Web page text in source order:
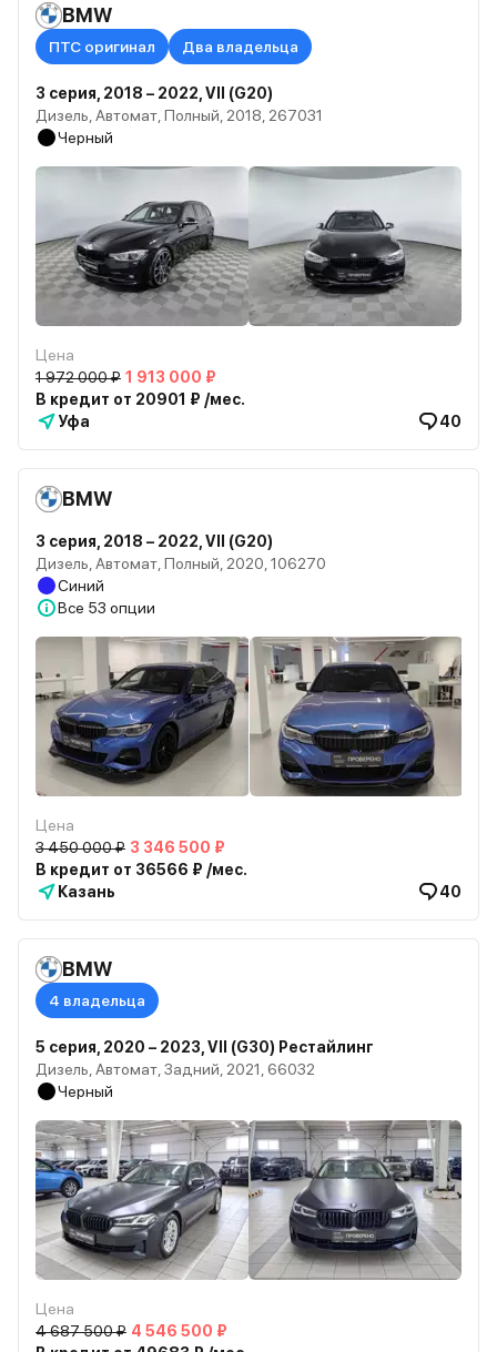
BMW
ПТС оригинал Два владельца
3 серия, 2018 – 2022, VII (G20)
Дизель, Автомат, Полный, 2018, 267031
Черный
Цена
1 972 000 ₽ 1 913 000 ₽
В кредит от 20901 ₽ /мес.
Уфа
40
BMW
3 серия, 2018 – 2022, VII (G20)
Дизель, Автомат, Полный, 2020, 106270
Синий
Все 53 опции
Цена
3 450 000 ₽ 3 346 500 ₽
В кредит от 36566 ₽ /мес.
Казань
40
BMW
4 владельца
5 серия, 2020 – 2023, VII (G30) Рестайлинг
Дизель, Автомат, Задний, 2021, 66032
Черный
Цена
4 687 500 ₽ 4 546 500 ₽